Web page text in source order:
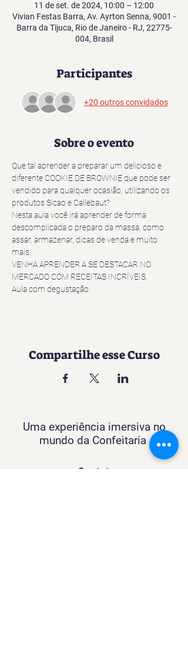
11 de set. de 2024, 10:00 – 12:00
Vivian Festas Barra, Av. Ayrton Senna, 9001 -
Barra da Tijuca, Rio de Janeiro - RJ, 22775-
004, Brasil
Participantes
+20 outros convidados
Sobre o evento
Que tal aprender a preparar um delicioso e
diferente COOKIE DE BROWNIE que pode ser
vendido para qualquer ocasião, utilizando os
produtos Sicao e Callebaut?
Nesta aula você irá aprender de forma
descomplicada o preparo da massa, como
assar, armazenar, dicas de venda e muito
mais.
VENHA APRENDER A SE DESTACAR NO
MERCADO COM RECEITAS INCRÍVEIS.
Aula com degustação.
Compartilhe esse Curso
Uma experiência imersiva no
mundo da Confeitaria
Contato